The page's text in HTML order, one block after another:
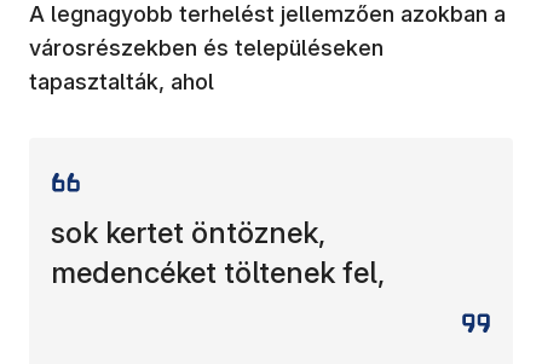
A legnagyobb terhelést jellemzően azokban a
városrészekben és településeken
tapasztalták, ahol
sok kertet öntöznek,
medencéket töltenek fel,